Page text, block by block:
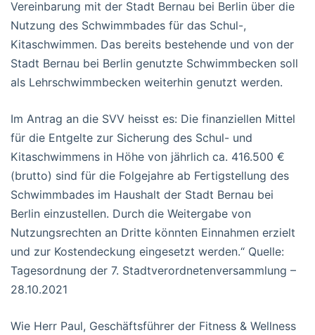
Vereinbarung mit der Stadt Bernau bei Berlin über die
Nutzung des Schwimmbades für das Schul-,
Kitaschwimmen. Das bereits bestehende und von der
Stadt Bernau bei Berlin genutzte Schwimmbecken soll
als Lehrschwimmbecken weiterhin genutzt werden.
Im Antrag an die SVV heisst es: Die finanziellen Mittel
für die Entgelte zur Sicherung des Schul- und
Kitaschwimmens in Höhe von jährlich ca. 416.500 €
(brutto) sind für die Folgejahre ab Fertigstellung des
Schwimmbades im Haushalt der Stadt Bernau bei
Berlin einzustellen. Durch die Weitergabe von
Nutzungsrechten an Dritte könnten Einnahmen erzielt
und zur Kostendeckung eingesetzt werden.“ Quelle:
Tagesordnung der 7. Stadtverordnetenversammlung –
28.10.2021
Wie Herr Paul, Geschäftsführer der Fitness & Wellness